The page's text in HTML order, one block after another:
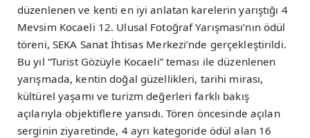
düzenlenen ve kenti en iyi anlatan karelerin yarıştığı 4
Mevsim Kocaeli 12. Ulusal Fotoğraf Yarışması’nın ödül
töreni, SEKA Sanat İhtisas Merkezi’nde gerçekleştirildi.
Bu yıl “Turist Gözüyle Kocaeli” teması ile düzenlenen
yarışmada, kentin doğal güzellikleri, tarihi mirası,
kültürel yaşamı ve turizm değerleri farklı bakış
açılarıyla objektiflere yansıdı. Tören öncesinde açılan
serginin ziyaretinde, 4 ayrı kategoride ödül alan 16